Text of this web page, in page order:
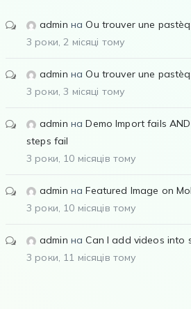
admin наOu trouver une
3 роки, 2 місяці тому
admin наOu trouver une
3 роки, 3 місяці тому
admin наDemo Import fails
steps fail
3 роки, 10 місяців тому
admin наFeatured Image on
3 роки, 10 місяців тому
admin наCan I add videos into
3 роки, 11 місяців тому